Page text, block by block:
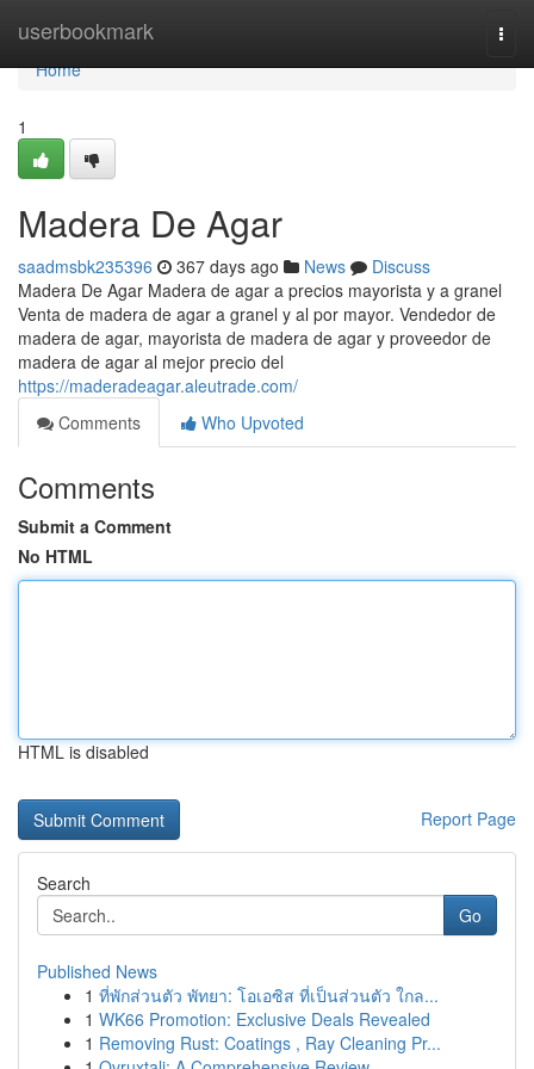
userbookmark
Home
Home
1
Madera De Agar
saadmsbk235396 367 days ago News
Discuss
Madera De Agar Madera de agar a precios mayorista y a granel
Venta de madera de agar a granel y al por mayor. Vendedor de
madera de agar, mayorista de madera de agar y proveedor de
madera de agar al mejor precio del
https://maderadeagar.aleutrade.com/
Comments
Who Upvoted
Comments
Submit a Comment
No HTML
HTML is disabled
Report Page
Search
Go
Published News
1 ที่พักส่วนตัว พัทยา: โอเอซิส ที่เป็นส่วนตัว ใกล...
1 WK66 Promotion: Exclusive Deals Revealed
1 Removing Rust: Coatings , Ray Cleaning Pr...